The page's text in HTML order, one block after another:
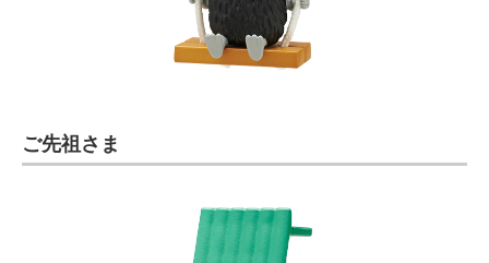
ご先祖さま